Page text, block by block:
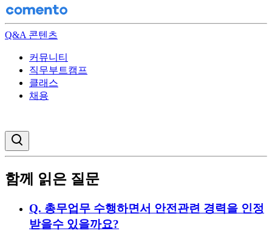
Q&A 콘텐츠
커뮤니티
직무부트캠프
클래스
채용
함께 읽은 질문
Q. 총무업무 수행하면서 안전관련 경력을 인정
받을수 있을까요?